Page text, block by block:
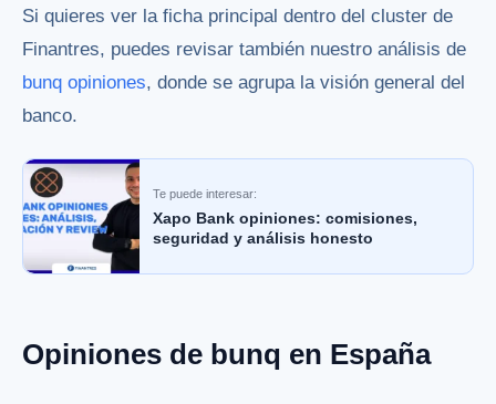
Si quieres ver la ficha principal dentro del cluster de
Finantres, puedes revisar también nuestro análisis de
bunq opiniones, donde se agrupa la visión general del
banco.
Te puede interesar:
Xapo Bank opiniones: comisiones,
seguridad y análisis honesto
Opiniones de bunq en España